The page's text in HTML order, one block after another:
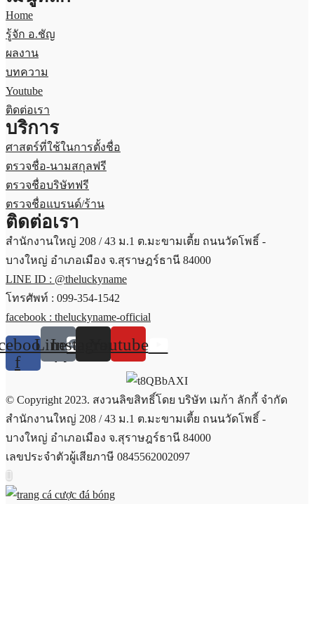
Home
รู้จัก อ.ชัญ
ผลงาน
บทความ
Youtube
ติดต่อเรา
บริการ
ศาสตร์ที่ใช้ในการตั้งชื่อ
ตรวจชื่อ-นามสกุลฟรี
ตรวจชื่อบริษัทฟรี
ตรวจชื่อแบรนด์/ร้าน
ติดต่อเรา
สำนักงานใหญ่ 208 / 43 ม.1 ต.มะขามเตี้ย ถนนวัดโพธิ์ -
บางใหญ่ อำเภอเมือง จ.สุราษฎร์ธานี 84000
LINE ID : @theluckyname
โทรศัพท์ : 099-354-1542
facebook : theluckyname-official
f
LineInstagramYoutube
© Copyright 2023. สงวนลิขสิทธิ์โดย บริษัท เมก้า ลักกี้ จำกัด
สำนักงานใหญ่ 208 / 43 ม.1 ต.มะขามเตี้ย ถนนวัดโพธิ์ -
บางใหญ่ อำเภอเมือง จ.สุราษฎร์ธานี 84000
เลขประจำตัวผู้เสียภาษี 0845562002097